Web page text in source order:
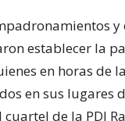
y
establecer la
en horas de
en sus lugares
de la PDI